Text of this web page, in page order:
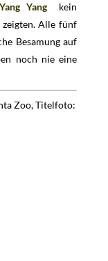
Yang Yang
kein
Alle fünf
Besamung auf
noch nie eine
Zoo, Titelfoto: